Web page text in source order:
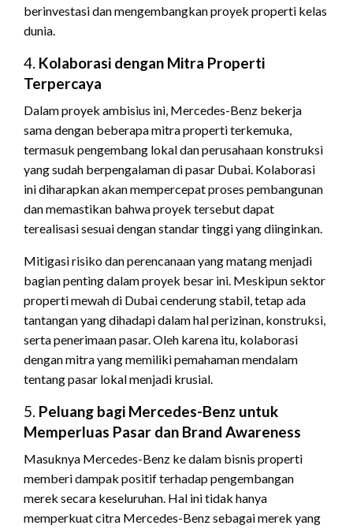
berinvestasi dan mengembangkan proyek properti kelas
dunia.
4. Kolaborasi dengan Mitra Properti
Terpercaya
Dalam proyek ambisius ini, Mercedes-Benz bekerja
sama dengan beberapa mitra properti terkemuka,
termasuk pengembang lokal dan perusahaan konstruksi
yang sudah berpengalaman di pasar Dubai. Kolaborasi
ini diharapkan akan mempercepat proses pembangunan
dan memastikan bahwa proyek tersebut dapat
terealisasi sesuai dengan standar tinggi yang diinginkan.
Mitigasi risiko dan perencanaan yang matang menjadi
bagian penting dalam proyek besar ini. Meskipun sektor
properti mewah di Dubai cenderung stabil, tetap ada
tantangan yang dihadapi dalam hal perizinan, konstruksi,
serta penerimaan pasar. Oleh karena itu, kolaborasi
dengan mitra yang memiliki pemahaman mendalam
tentang pasar lokal menjadi krusial.
5. Peluang bagi Mercedes-Benz untuk
Memperluas Pasar dan Brand Awareness
Masuknya Mercedes-Benz ke dalam bisnis properti
memberi dampak positif terhadap pengembangan
merek secara keseluruhan. Hal ini tidak hanya
memperkuat citra Mercedes-Benz sebagai merek yang